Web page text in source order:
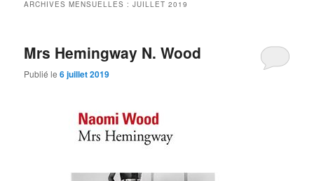
ARCHIVES MENSUELLES :JUILLET 2019
Mrs Hemingway N. Wood
Publié le6 juillet 2019